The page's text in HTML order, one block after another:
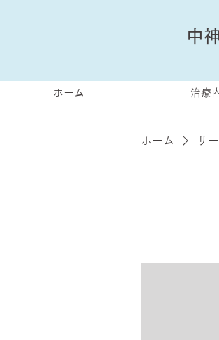
中
ホーム 治療
ホーム サ